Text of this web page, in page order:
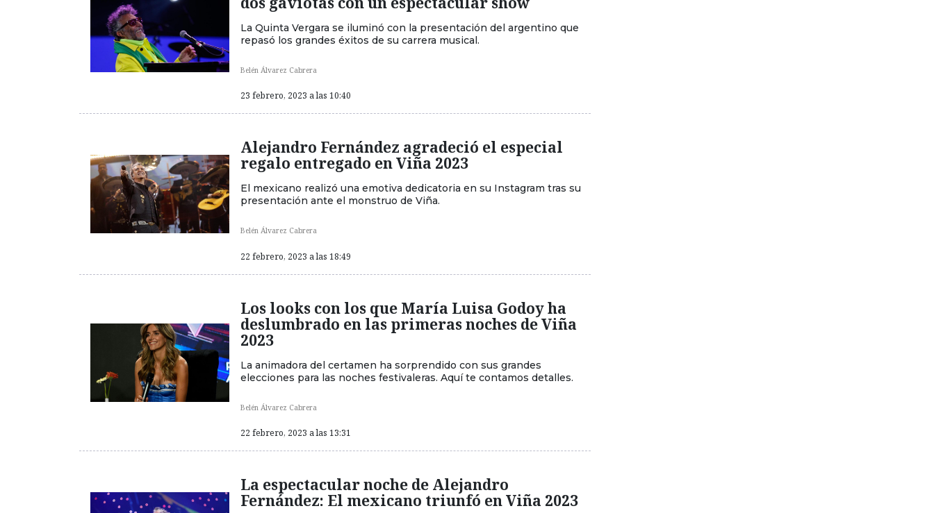
La Quinta Vergara se iluminó con la presentación del argentino que
repasó los grandes éxitos de su carrera musical.
Belén Álvarez Cabrera
23 febrero, 2023 a las 10:40
Alejandro Fernández agradeció el especial
regalo entregado en Viña 2023
El mexicano realizó una emotiva dedicatoria en su Instagram tras su
presentación ante el monstruo de Viña.
Belén Álvarez Cabrera
22 febrero, 2023 a las 18:49
Los looks con los que María Luisa Godoy ha
deslumbrado en las primeras noches de Viña
2023
La animadora del certamen ha sorprendido con sus grandes
elecciones para las noches festivaleras. Aquí te contamos detalles.
Belén Álvarez Cabrera
22 febrero, 2023 a las 13:31
La espectacular noche de Alejandro
Fernández: El mexicano triunfó en Viña 2023